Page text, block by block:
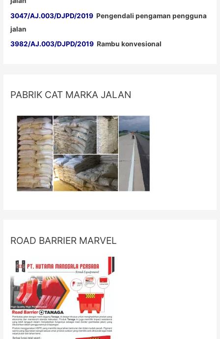
3047/AJ.003/DJPD/2019 Pengendali pengaman pengguna
jalan
3982/AJ.003/DJPD/2019 Rambu konvesional
PABRIK CAT MARKA JALAN
ROAD BARRIER MARVEL